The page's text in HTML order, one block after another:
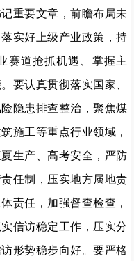
重要文章，前瞻布局未
实好上级产业政策，持
赛道抢抓机遇、掌握主
要认真贯彻落实国家、
隐患排查整治，聚焦煤
施工等重点行业领域，
生产、高考安全，严防
任制，压实地方属地责
责任，加强督查检查，
信访稳定工作，压实分
形势稳步向好。要严格